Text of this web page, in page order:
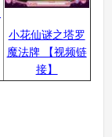
小花仙谜之塔罗
魔法牌 【视频链
接】